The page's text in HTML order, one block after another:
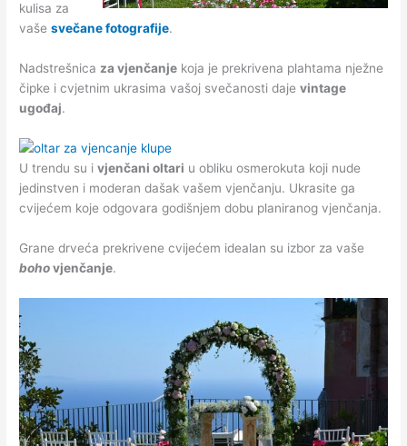
kulisa za
vašesvečane fotografije.
Nadstrešnica za vjenčanje koja je prekrivena plahtama nježne
čipke i cvjetnim ukrasima vašoj svečanosti dajevintage
ugođaj.
U trendu su ivjenčani oltari u obliku osmerokuta koji nude
jedinstven i moderan dašak vašem vjenčanju. Ukrasite ga
cvijećem koje odgovara godišnjem dobu planiranog vjenčanja.
Grane drveća prekrivene cvijećem idealan su izbor za vaše
bohovjenčanje.